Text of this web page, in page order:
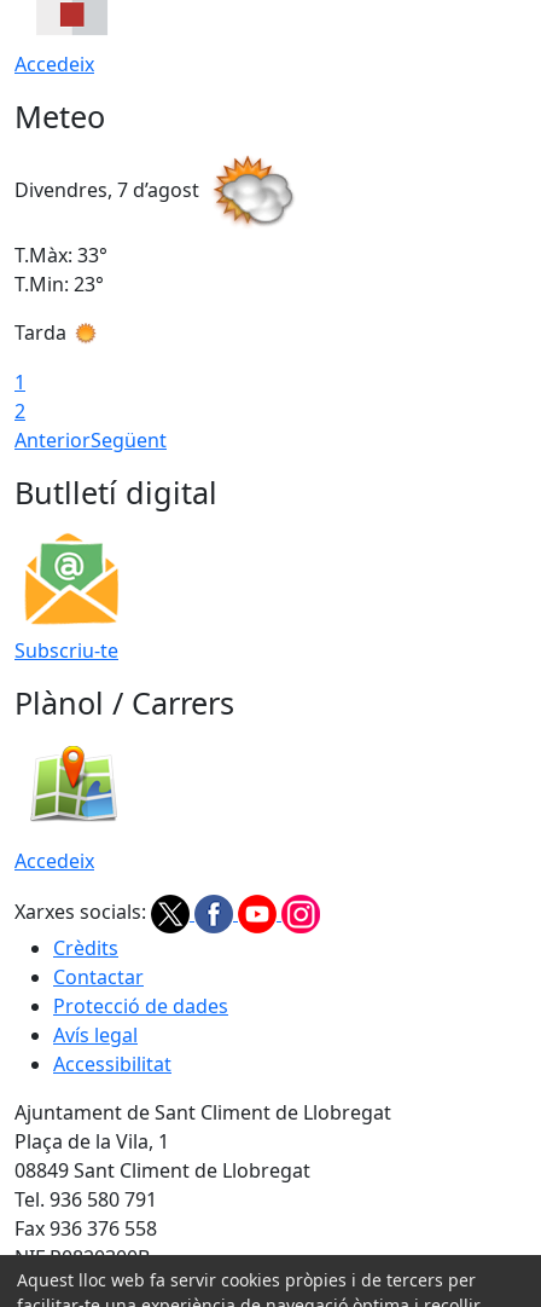
Accedeix
Meteo
Divendres, 7 d’agost
T.Màx: 33°
T.Min: 23°
Tarda
1
2
AnteriorSegüent
Butlletí digital
Subscriu-te
Plànol / Carrers
Accedeix
Xarxes socials:
Crèdits
Contactar
Protecció de dades
Avís legal
Accessibilitat
Ajuntament de Sant Climent de Llobregat
Plaça de la Vila, 1
08849 Sant Climent de Llobregat
Tel. 936 580 791
Fax 936 376 558
NIF P0820300B
Aquest lloc web fa servir cookies pròpies i de tercers per